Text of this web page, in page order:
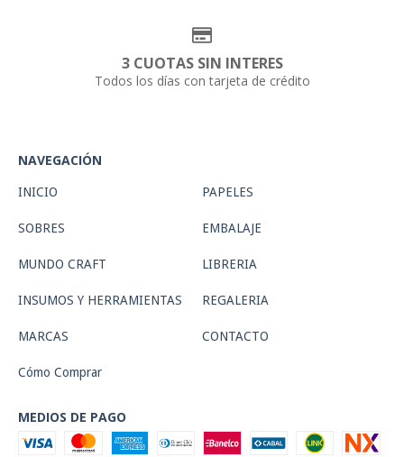
3 CUOTAS SIN INTERES
Todos los días con tarjeta de crédito
NAVEGACIÓN
INICIO PAPELES
SOBRES EMBALAJE
MUNDO CRAFT LIBRERIA
INSUMOS Y HERRAMIENTAS REGALERIA
MARCAS CONTACTO
Cómo Comprar
MEDIOS DE PAGO